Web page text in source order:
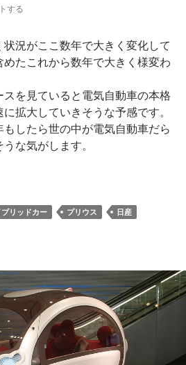
する
況がここ数年で大きく変化して
めたこれから数年で大きく様変わ
を見ていると電気自動車の本格
拡大していきそうな予感です。
したら世の中が電気自動車だら
な気がします。
リッドカー プリウス
日産